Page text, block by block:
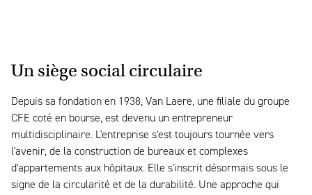
Un siège social circulaire
Depuis sa fondation en 1938, Van Laere, une filiale du groupe
CFE coté en bourse, est devenu un entrepreneur
multidisciplinaire. L'entreprise s'est toujours tournée vers
l'avenir, de la construction de bureaux et complexes
d'appartements aux hôpitaux. Elle s'inscrit désormais sous le
signe de la circularité et de la durabilité. Une approche qui